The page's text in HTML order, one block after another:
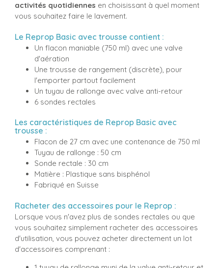
activités quotidiennes en choisissant à quel moment
vous souhaitez faire le lavement.
Le Reprop Basic avec trousse contient :
Un flacon maniable (750 ml) avec une valve
d'aération
Une trousse de rangement (discrète), pour
l'emporter partout facilement
Un tuyau de rallonge avec valve anti-retour
6 sondes rectales
Les caractéristiques de Reprop Basic avec
trousse :
Flacon de 27 cm avec une contenance de 750 ml
Tuyau de rallonge : 50 cm
Sonde rectale : 30 cm
Matière : Plastique sans bisphénol
Fabriqué en Suisse
Racheter des accessoires pour le Reprop :
Lorsque vous n'avez plus de sondes rectales ou que
vous souhaitez simplement racheter des accessoires
d'utilisation, vous pouvez acheter directement un lot
d'accessoires comprenant :